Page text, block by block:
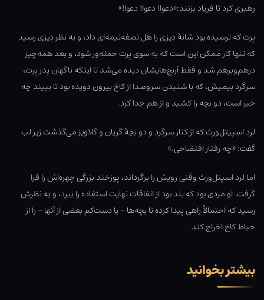
رهبری کرد تا فریاد بزنند:‌«دعوا! دعوا! دعوا!»
بِرت که ترسیده بود شانۀ دِیزی را هل نصفه‌نیمه‌ای داد، و به نظر دِیزی رسید
که تنها کار ممکن این است که به سوی بِرت حمله‌ور شود، و بعد همه‌چیز
درهم‌وبرهم شد و فقط آرنج‌هایشان دیده می‌شد تا اینکه ناگهان پدر بِرت،
سرگرد بیمیش، که با شنیدن سروصدا از کاخ بیرون دویده بود تا ببیند چه
خبر است، دو بچه را کشید و از هم جدا کرد.
لرد اسپیتل‌ورث که از کنار سرگرد و دو بچۀ گریان و گلاویز می‌گذشت زیر لب
گفت: «چه رفتار افتضاحی.»
اما لرد اسپتل‌ورث وقتی رویش را برگرداند، پوزخند بزرگی چهره‌اش را فرا
گرفت. او مردی بود که بلد بود از اتفاقات نهایت استفاده را ببرد، و به نظرش
رسید که احتمالاً راهی پیدا کرده تا بچه‌ها – یا دست‌کم بعضی از آنها – را از
حیاط کاخ اخراج کند.
بیشتر بخوانید